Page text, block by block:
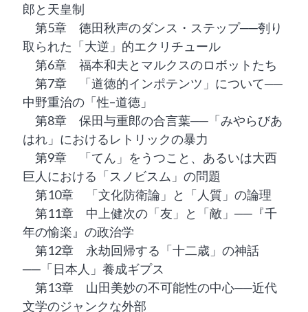
郎と天皇制
第5章 徳田秋声のダンス・ステップ──刳り
取られた「大逆」的エクリチュール
第6章 福本和夫とマルクスのロボットたち
第7章 「道徳的インポテンツ」について──
中野重治の「性–道徳」
第8章 保田与重郎の合言葉──「みやらびあ
はれ」におけるレトリックの暴力
第9章 「てん」をうつこと、あるいは大西
巨人における「スノビスム」の問題
第10章 「文化防衛論」と「人質」の論理
第11章 中上健次の「友」と「敵」──『千
年の愉楽』の政治学
第12章 永劫回帰する「十二歳」の神話
──「日本人」養成ギプス
第13章 山田美妙の不可能性の中心──近代
文学のジャンクな外部